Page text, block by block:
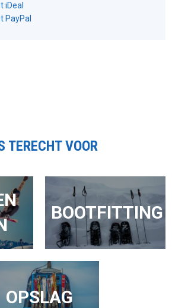
iDeal
PayPal
TERECHT VOOR
BOOTFITTING
OPSLAG